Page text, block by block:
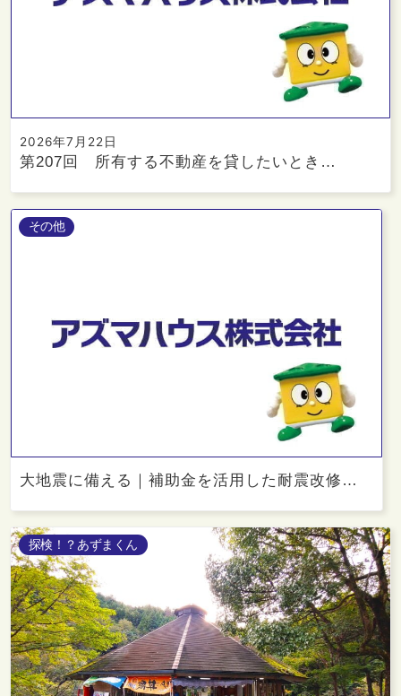
2026年7月22日
第207回 所有する不動産を貸したいとき…
その他
大地震に備える｜補助金を活用した耐震改修…
探検！？あずまくん